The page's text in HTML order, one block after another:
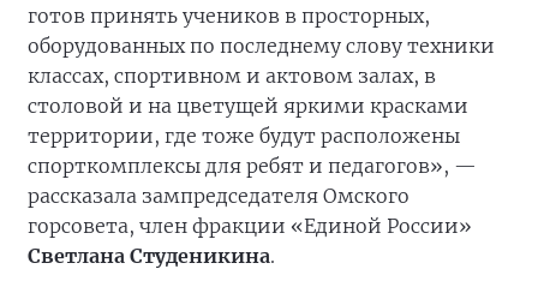
готов принять учеников в просторных,
оборудованных по последнему слову техники
классах, спортивном и актовом залах, в
столовой и на цветущей яркими красками
территории, где тоже будут расположены
спорткомплексы для ребят и педагогов», —
рассказала зампредседателя Омского
горсовета, член фракции «Единой России»
Светлана Студеникина.